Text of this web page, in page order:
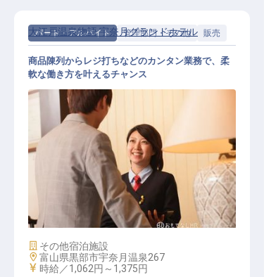
パート・アルバイト 管理部門・その他 販売
売店スタッフ
大江戸温泉物語 宇奈月グランドホテル
商品陳列からレジ打ちなどのカンタン業務で、柔
軟な働き方を叶えるチャンス
施設業態
その他宿泊施設
勤務地
富山県黒部市宇奈月温泉267
給与
時給／1,062円～ 1,375円